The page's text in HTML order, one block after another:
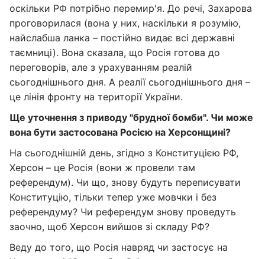
оскільки РФ потрібно перемир'я. До речі, Захарова
проговорилася (вона у них, наскільки я розумію,
найслабша ланка – постійно видає всі державні
таємниці). Вона сказала, що Росія готова до
переговорів, але з урахуванням реалій
сьогоднішнього дня. А реалії сьогоднішнього дня –
це лінія фронту на території України.
Ще уточнення з приводу "брудної бомби". Чи може
вона бути застосована Росією на Херсонщині?
На сьогоднішній день, згідно з Конституцією РФ,
Херсон – це Росія (вони ж провели там
референдум). Чи що, знову будуть переписувати
Конституцію, тільки тепер уже мовчки і без
референдуму? Чи референдум знову проведуть
заочно, щоб Херсон вийшов зі складу РФ?
Веду до того, що Росія навряд чи застосує на